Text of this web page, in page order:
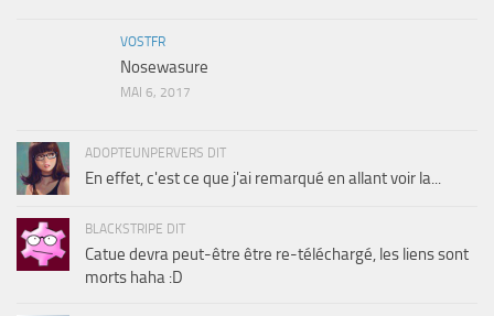
VOSTFR
Nosewasure
MAI 6, 2017
ADOPTEUNPERVERS DIT
En effet, c'est ce que j'ai remarqué en allant voir la...
BLACKSTRIPE DIT
Catue devra peut-être être re-téléchargé, les liens sont
morts haha :D